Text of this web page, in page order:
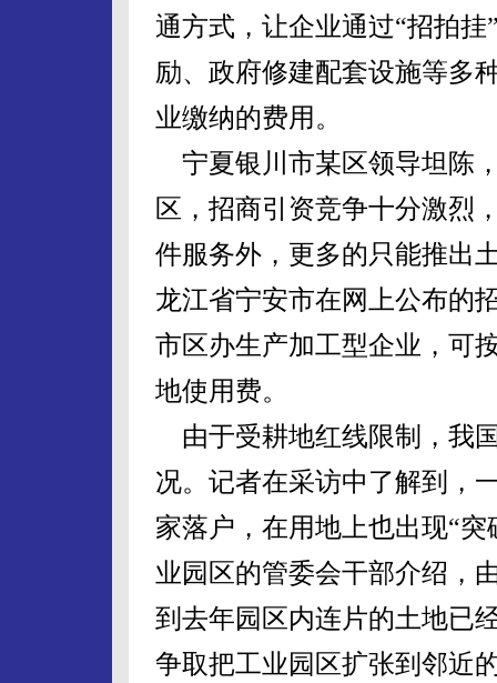
通方式，让企业通过“招拍
励、政府修建配套设施等多
业缴纳的费用。
宁夏银川市某区领导坦陈
区，招商引资竞争十分激烈
件服务外，更多的只能推出
龙江省宁安市在网上公布的
市区办生产加工型企业，可
地使用费。
由于受耕地红线限制，我
况。记者在采访中了解到，
家落户，在用地上也出现“
业园区的管委会干部介绍，
到去年园区内连片的土地已
争取把工业园区扩张到邻近